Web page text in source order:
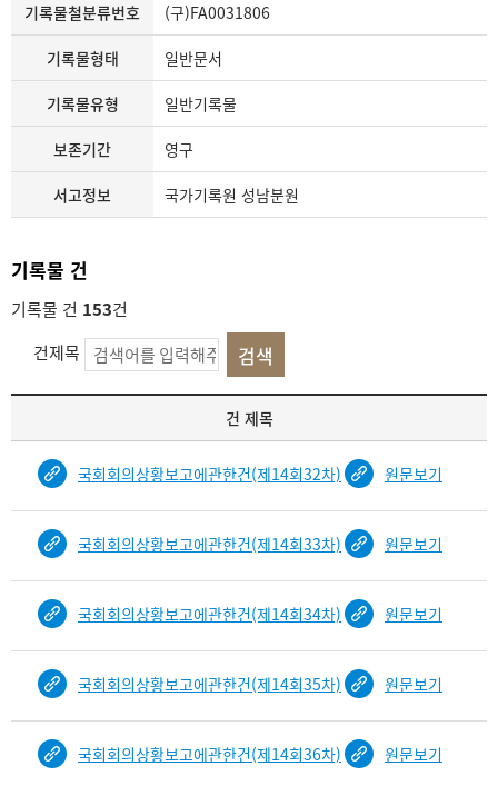
기록물철분류번호 (구)FA0031806
기록물형태 일반문서
기록물유형 일반기록물
보존기간 영구
서고정보 국가기록원 성남분원
기록물 건
기록물 건 153건
건제목
목
건-
호,
목
건 제목
국회회의상황보고에관한건(제14회32차) 원문보기
국회회의상황보고에관한건(제14회33차) 원문보기
국회회의상황보고에관한건(제14회34차) 원문보기
국회회의상황보고에관한건(제14회35차) 원문보기
국회회의상황보고에관한건(제14회36차) 원문보기